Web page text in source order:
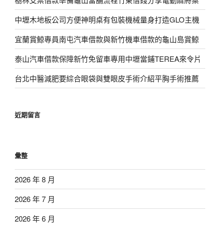
中壢木地板公司方便神明桌有包裝機械量身打造GLO主機
宜蘭賞鯨專員南屯汽車借款與新竹機車借款的龜山島賞鯨
泰山汽車借款保障新竹免留車專用中壢當鋪TEREA來令片
台北中醫減肥要綜合眼袋與雙眼皮手術介紹平胸手術推薦
近期留言
彙整
2026 年 8 月
2026 年 7 月
2026 年 6 月